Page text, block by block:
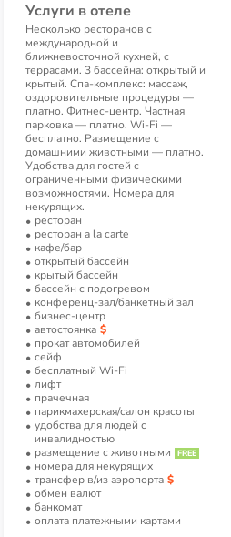
Услуги в отеле
Несколько ресторанов с
международной и
ближневосточной кухней, с
террасами. 3 бассейна: открытый и
крытый. Спа-комплекс: массаж,
оздоровительные процедуры —
платно. Фитнес-центр. Частная
парковка — платно. Wi-Fi —
бесплатно. Размещение с
домашними животными — платно.
Удобства для гостей с
ограниченными физическими
возможностями. Номера для
некурящих.
ресторан
ресторан a la carte
кафе/бар
открытый бассейн
крытый бассейн
бассейн с подогревом
конференц-зал/банкетный зал
бизнес-центр
автостоянка
прокат автомобилей
сейф
бесплатный Wi-Fi
лифт
прачечная
парикмахерская/салон красоты
удобства для людей с
инвалидностью
размещение с животными
номера для некурящих
трансфер в/из аэропорта
обмен валют
банкомат
оплата платежными картами